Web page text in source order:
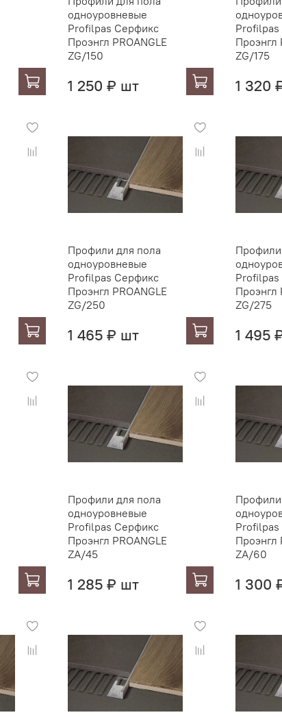
одноуровневые
Profilpas Серфикс
Проэнгл PROANGLE
ZG/150
1 250 ₽ шт
Проэнгл
ZG/175
1 320
Профили для пола
одноуровневые
Profilpas Серфикс
Проэнгл PROANGLE
ZG/250
1 465 ₽ шт
Проэнгл
ZG/275
1 495
Профили для пола
одноуровневые
Profilpas Серфикс
Проэнгл PROANGLE
ZA/45
1 285 ₽ шт
Проэнгл
ZA/60
1 300